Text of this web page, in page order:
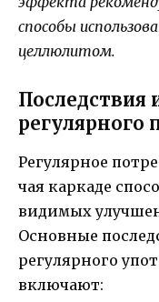
способы
целлюлитом.
Последствия
регулярного
Регулярное
чая каркаде
видимых
Основные
регулярного
включают: